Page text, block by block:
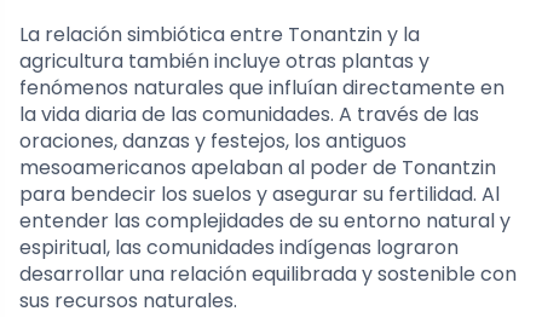
La relación simbiótica entre Tonantzin y la
agricultura también incluye otras plantas y
fenómenos naturales que influían directamente en
la vida diaria de las comunidades. A través de las
oraciones, danzas y festejos, los antiguos
mesoamericanos apelaban al poder de Tonantzin
para bendecir los suelos y asegurar su fertilidad. Al
entender las complejidades de su entorno natural y
espiritual, las comunidades indígenas lograron
desarrollar una relación equilibrada y sostenible con
sus recursos naturales.